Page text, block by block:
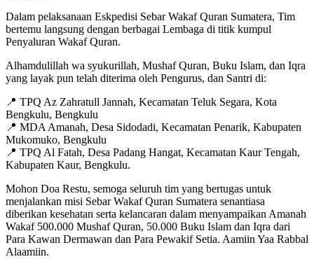
Dalam pelaksanaan Eskpedisi Sebar Wakaf Quran Sumatera, Tim
bertemu langsung dengan berbagai Lembaga di titik kumpul
Penyaluran Wakaf Quran.
Alhamdulillah wa syukurillah, Mushaf Quran, Buku Islam, dan Iqra
yang layak pun telah diterima oleh Pengurus, dan Santri di:
📍 TPQ Az Zahratull Jannah, Kecamatan Teluk Segara, Kota
Bengkulu, Bengkulu
📍 MDA Amanah, Desa Sidodadi, Kecamatan Penarik, Kabupaten
Mukomuko, Bengkulu
📍 TPQ Al Fatah, Desa Padang Hangat, Kecamatan Kaur Tengah,
Kabupaten Kaur, Bengkulu.
Mohon Doa Restu, semoga seluruh tim yang bertugas untuk
menjalankan misi Sebar Wakaf Quran Sumatera senantiasa
diberikan kesehatan serta kelancaran dalam menyampaikan Amanah
Wakaf 500.000 Mushaf Quran, 50.000 Buku Islam dan Iqra dari
Para Kawan Dermawan dan Para Pewakif Setia. Aamiin Yaa Rabbal
Alaamiin.